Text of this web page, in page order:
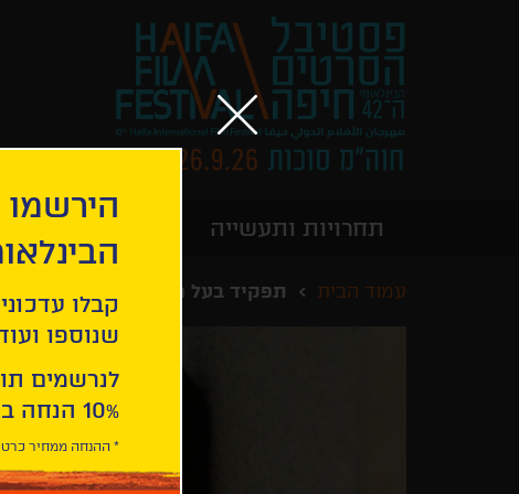
תחרויות ותעשייה
עמוד הבית תפקיד בעל משמעות
הירשמו
קבלו
שנוספו
לנרשמים
10% הנחה ברכישת 2 כרטיסים לסרטי הפסטיבל .
* ההנחה ממחיר